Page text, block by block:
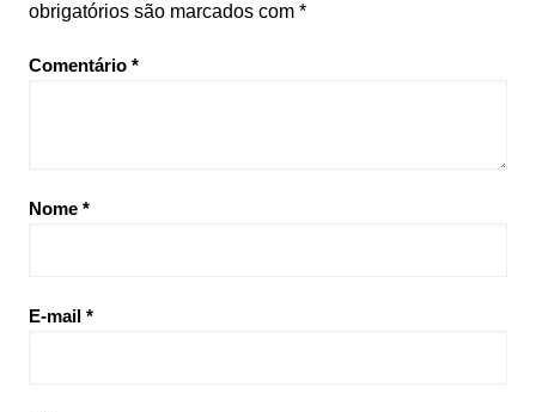
obrigatórios são marcados com *
Comentário *
Nome *
E-mail *